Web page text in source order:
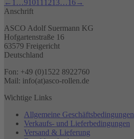
← 1 …91011 1213… 16→
Anschrift
ASCO Adolf Suermann KG
Hofgartenstraße 16
63579 Freigericht
Deutschland
Fon: +49 (0)1522 8922760
Mail: info(at)asco-rollen.de
Wichtige Links
Allgemeine Geschäftsbedingungen
Verkaufs- und Lieferbedingungen
Versand & Lieferung